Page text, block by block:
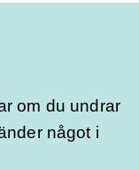
om du undrar
något i